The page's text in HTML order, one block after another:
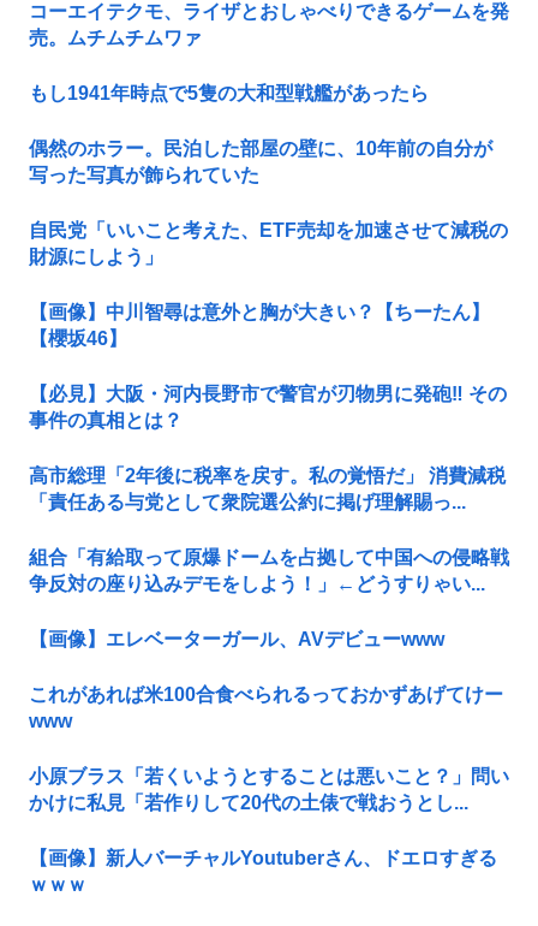
コーエイテクモ、ライザとおしゃべりできるゲームを発
売。ムチムチムワァ
もし1941年時点で5隻の大和型戦艦があったら
偶然のホラー。民泊した部屋の壁に、10年前の自分が
写った写真が飾られていた
自民党「いいこと考えた、ETF売却を加速させて減税の
財源にしよう」
【画像】中川智尋は意外と胸が大きい？【ちーたん】
【櫻坂46】
【必見】大阪・河内長野市で警官が刃物男に発砲‼ その
事件の真相とは？
高市総理「2年後に税率を戻す。私の覚悟だ」 消費減税
「責任ある与党として衆院選公約に掲げ理解賜っ...
組合「有給取って原爆ドームを占拠して中国への侵略戦
争反対の座り込みデモをしよう！」←どうすりゃい...
【画像】エレベーターガール、AVデビューwww
これがあれば米100合食べられるっておかずあげてけー
www
小原ブラス「若くいようとすることは悪いこと？」問い
かけに私見「若作りして20代の土俵で戦おうとし...
【画像】新人バーチャルYoutuberさん、ドエロすぎる
ｗｗｗ